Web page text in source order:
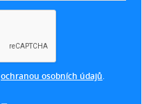
ochranou osobních údajů